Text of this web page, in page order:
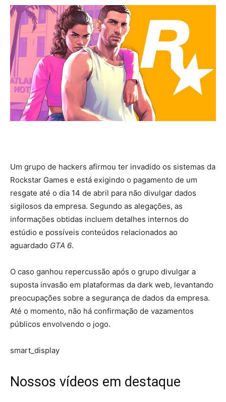
Um grupo de hackers afirmou ter invadido os sistemas da
Rockstar Games e está exigindo o pagamento de um
resgate até o dia 14 de abril para não divulgar dados
sigilosos da empresa. Segundo as alegações, as
informações obtidas incluem detalhes internos do
estúdio e possíveis conteúdos relacionados ao
aguardado GTA 6.
O caso ganhou repercussão após o grupo divulgar a
suposta invasão em plataformas da dark web, levantando
preocupações sobre a segurança de dados da empresa.
Até o momento, não há confirmação de vazamentos
públicos envolvendo o jogo.
smart_display
Nossos vídeos em destaque